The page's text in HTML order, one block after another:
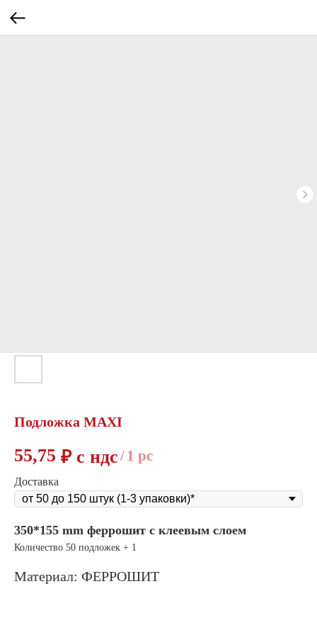
Подложка MAXI
55,75 ₽ с ндс/1 pc
Доставка
350*155 mm феррошит с клеевым слоем
Количество 50 подложек + 1
Материал: ФЕРРОШИТ